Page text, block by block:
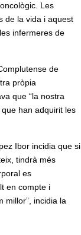
Les
de la vida i aquest
infermeres de
de
pròpia
que “la nostra
han adquirit les
Ibor incidia que si
tindrà més
es
en compte i
millor”, incidia la